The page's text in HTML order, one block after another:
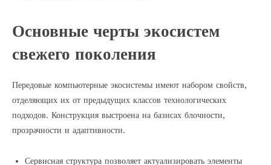
Основные черты экосистем
свежего поколения
Передовые компьютерные экосистемы имеют набором свойств,
отделяющих их от предыдущих классов технологических
подходов. Конструкция выстроена на базисах блочности,
прозрачности и адаптивности.
Сервисная структура позволяет актуализировать элементы